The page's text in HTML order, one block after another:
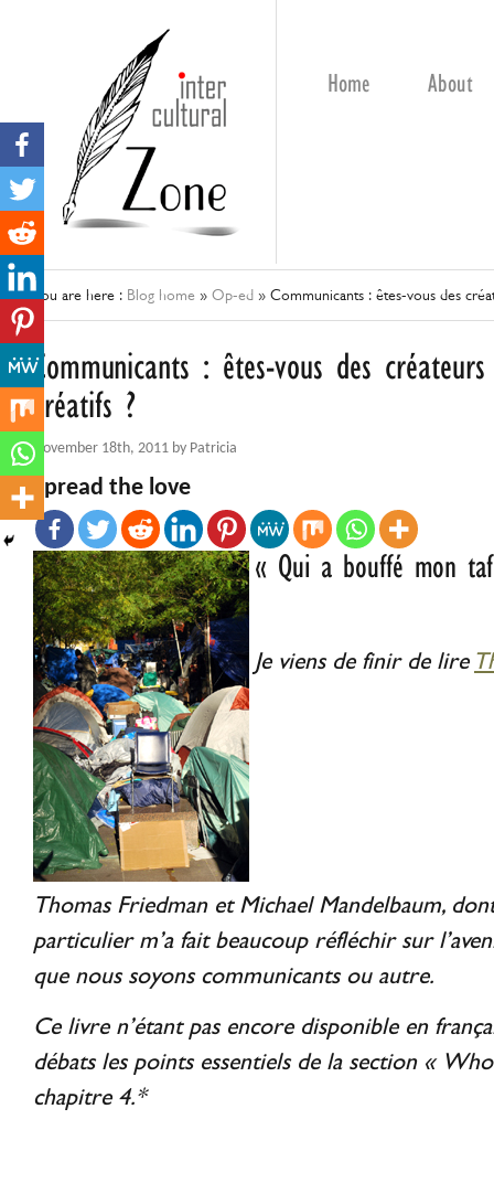
Home About
You are here : Blog home » Op-ed » Communicants : êtes-vous des
Communicants : êtes-vous des
créatifs ?
November 18th, 2011 by Patricia
Spread the love
« Qui a bouffé mon
Je viens de finir de lire
Thomas Friedman et Michael Mandelbaum,
particulier m’a fait beaucoup réfléchir sur
que nous soyons communicants ou autre.
Ce livre n’étant pas encore disponible en
débats les points essentiels de la section «
chapitre 4.*